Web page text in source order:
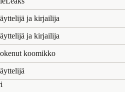
ja kirjailija
ja kirjailija
koomikko